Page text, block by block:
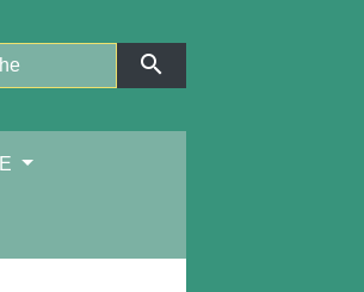
search